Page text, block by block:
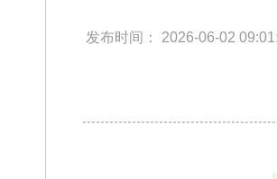
发布时间： 2026-06-02